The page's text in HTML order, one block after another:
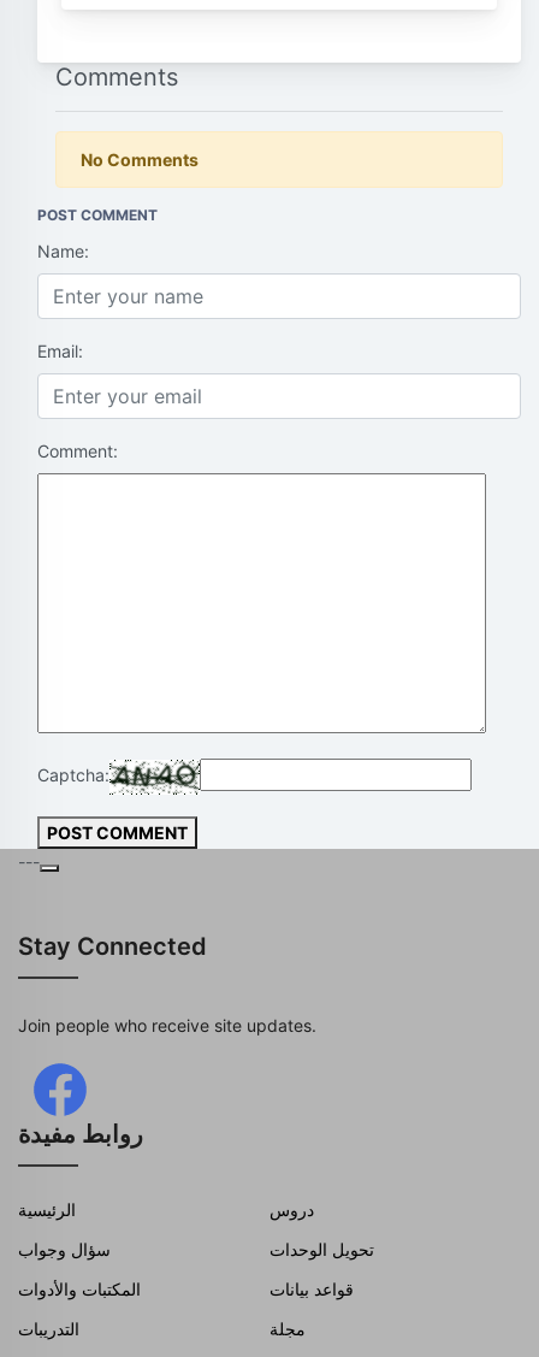
Comments
No Comments
POST COMMENT
Name:
Email:
Comment:
Captcha:
POST COMMENT
---
Stay Connected
Join people who receive site updates.
روابط مفيدة
الرئيسية
دروس
سؤال وجواب
تحويل الوحدات
المكتبات والأدوات
قواعد بيانات
التدريبات
مجلة